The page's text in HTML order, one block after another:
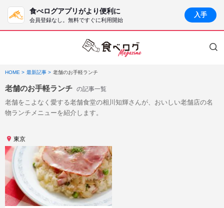
食べログアプリがより便利に
会員登録なし。無料ですぐに利用開始
入手
HOME 最新記事 老舗のお手軽ランチ
老舗のお手軽ランチ の記事一覧
老舗をこよなく愛する老舗食堂の相川知輝さんが、おいしい老舗店の名
物ランチメニューを紹介します。
東京